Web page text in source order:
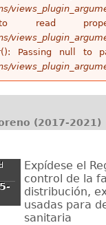
read
Passing null to
(2017-2021)
Expídese el
control de la
distribución,
usadas para
sanitaria